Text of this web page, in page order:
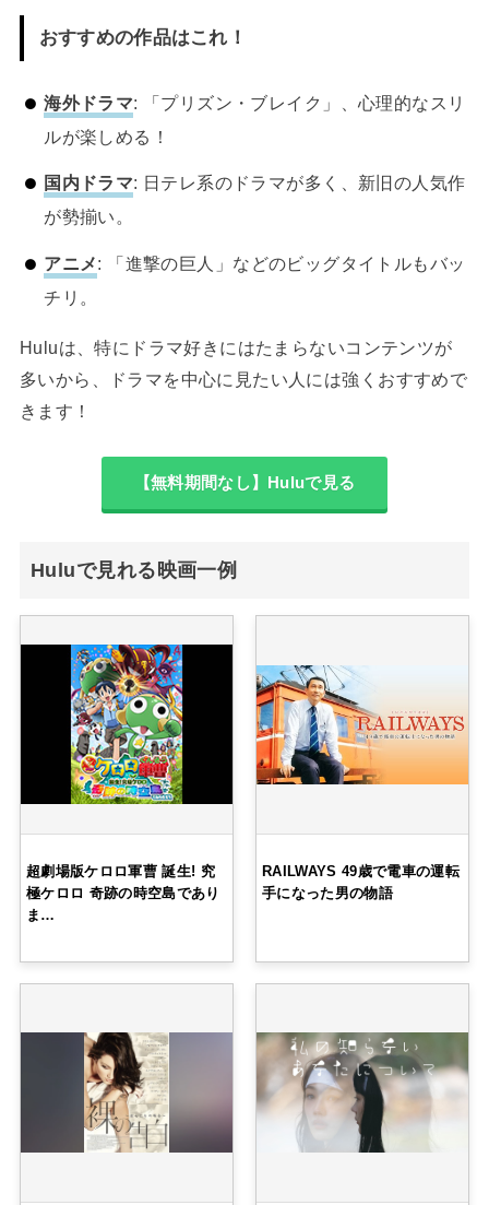
おすすめの作品はこれ！
海外ドラマ: 「プリズン・ブレイク」、心理的なスリ
ルが楽しめる！
国内ドラマ: 日テレ系のドラマが多く、新旧の人気作
が勢揃い。
アニメ: 「進撃の巨人」などのビッグタイトルもバッ
チリ。
Huluは、特にドラマ好きにはたまらないコンテンツが
多いから、ドラマを中心に見たい人には強くおすすめで
きます！
【無料期間なし】Huluで見る
Huluで見れる映画一例
超劇場版ケロロ軍曹 誕生! 究
極ケロロ 奇跡の時空島であり
ま…
RAILWAYS 49歳で電車の運転
手になった男の物語